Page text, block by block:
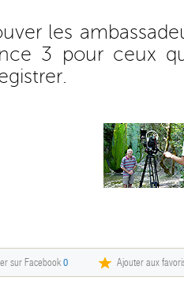
les
3 pour ceux
sur Facebook0 Ajouter aux